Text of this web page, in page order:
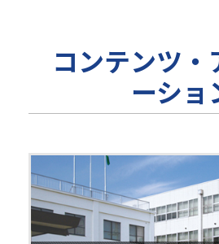
コンテンツ・
ーショ